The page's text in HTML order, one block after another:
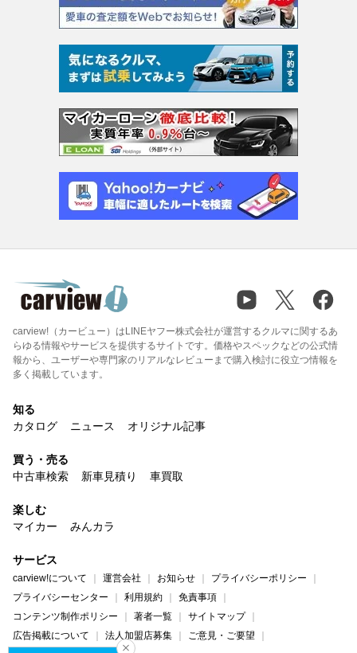
carview!（カービュー）はLINEヤフー株式会社が運営するクルマに関するあ
らゆる情報やサービスを提供するサイトです。価格やスペックなどの公式情
報から、ユーザーや専門家のリアルなレビューまで購入検討に役立つ情報を
多く掲載しています。
知る
カタログ
ニュース オリジナル記事
買う・売る
中古車検索
新車見積り 車買取
楽しむ
マイカー
みんカラ
サービス
carview!について 運営会社 お知らせ
プライバシーポリシー
プライバシーセンター
利用規約
免責事項
コンテンツ制作ポリシー
著者一覧
サイトマップ
広告掲載について
法人加盟店募集
ご意見・ご要望